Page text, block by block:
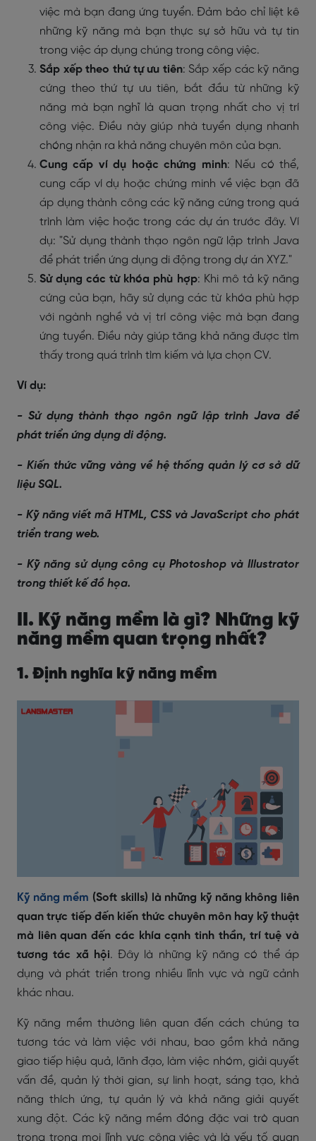
việc mà bạn đang ứng tuyển. Đảm bảo chỉ liệt kê
những kỹ năng mà bạn thực sự sở hữu và tự tin
trong việc áp dụng chúng trong công việc.
Sắp xếp theo thứ tự ưu tiên: Sắp xếp các kỹ năng
cứng theo thứ tự ưu tiên, bắt đầu từ những kỹ
năng mà bạn nghĩ là quan trọng nhất cho vị trí
công việc. Điều này giúp nhà tuyển dụng nhanh
chóng nhận ra khả năng chuyên môn của bạn.
Cung cấp ví dụ hoặc chứng minh: Nếu có thể,
cung cấp ví dụ hoặc chứng minh về việc bạn đã
áp dụng thành công các kỹ năng cứng trong quá
trình làm việc hoặc trong các dự án trước đây. Ví
dụ: "Sử dụng thành thạo ngôn ngữ lập trình Java
để phát triển ứng dụng di động trong dự án XYZ."
Sử dụng các từ khóa phù hợp: Khi mô tả kỹ năng
cứng của bạn, hãy sử dụng các từ khóa phù hợp
với ngành nghề và vị trí công việc mà bạn đang
ứng tuyển. Điều này giúp tăng khả năng được tìm
thấy trong quá trình tìm kiếm và lựa chọn CV.
Ví dụ:
- Sử dụng thành thạo ngôn ngữ lập trình Java để
phát triển ứng dụng di động.
- Kiến thức vững vàng về hệ thống quản lý cơ sở dữ
liệu SQL.
- Kỹ năng viết mã HTML, CSS và JavaScript cho phát
triển trang web.
- Kỹ năng sử dụng công cụ Photoshop và Illustrator
trong thiết kế đồ họa.
II. Kỹ năng mềm là gì? Những kỹ
năng mềm quan trọng nhất?
1. Định nghĩa kỹ năng mềm
Kỹ năng mềm (Soft skills) là những kỹ năng không liên
quan trực tiếp đến kiến thức chuyên môn hay kỹ thuật
mà liên quan đến các khía cạnh tinh thần, trí tuệ và
tương tác xã hội. Đây là những kỹ năng có thể áp
dụng và phát triển trong nhiều lĩnh vực và ngữ cảnh
khác nhau.
Kỹ năng mềm thường liên quan đến cách chúng ta
tương tác và làm việc với nhau, bao gồm khả năng
giao tiếp hiệu quả, lãnh đạo, làm việc nhóm, giải quyết
vấn đề, quản lý thời gian, sự linh hoạt, sáng tạo, khả
năng thích ứng, tự quản lý và khả năng giải quyết
xung đột. Các kỹ năng mềm đóng đặc vai trò quan
trọng trong mọi lĩnh vực công việc và là yếu tố quan